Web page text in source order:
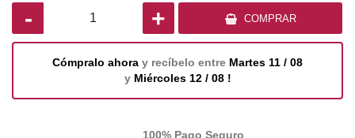
- + COMPRAR
Cómpralo ahora y recíbelo entre Martes 11 / 08
y Miércoles 12 / 08 !
100% Pago Seguro